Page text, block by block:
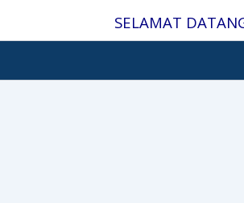
SELAMAT